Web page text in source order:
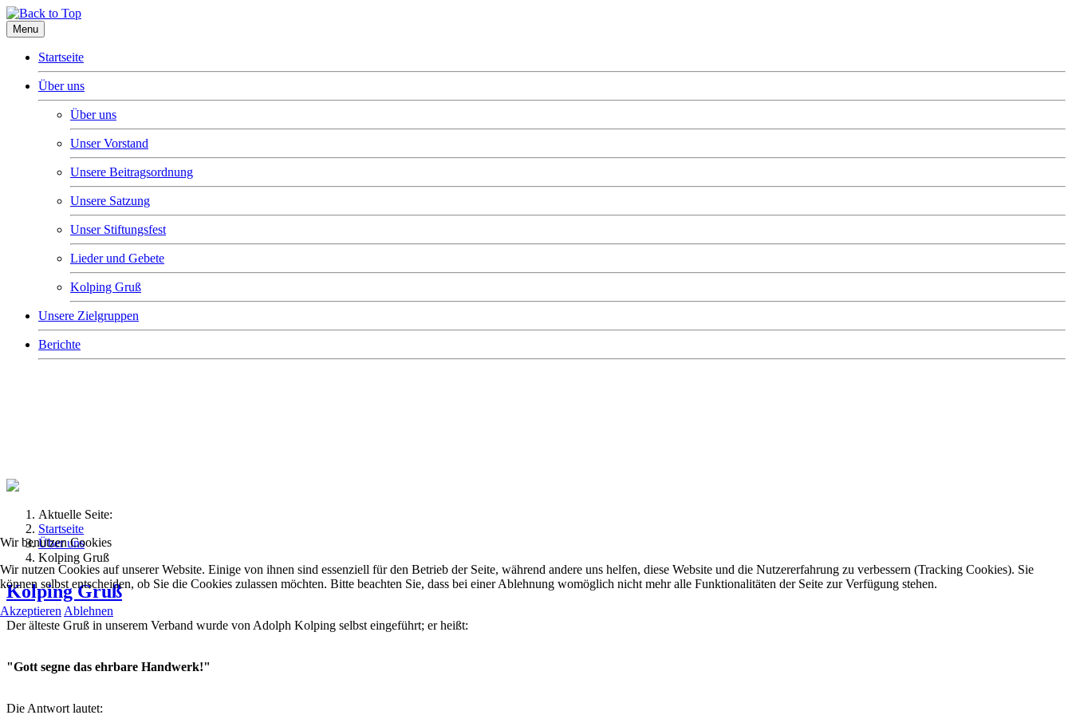
Menu
Startseite
Über uns
Über uns
Unser Vorstand
Unsere Beitragsordnung
Unsere Satzung
Unser Stiftungsfest
Lieder und Gebete
Kolping Gruß
Unsere Zielgruppen
Berichte
Aktuelle Seite:
Startseite
Über uns
Kolping Gruß
Kolping Gruß
Der älteste Gruß in unserem Verband wurde von Adolph Kolping selbst eingeführt; er heißt:
"Gott segne das ehrbare Handwerk!"
Die Antwort lautet:
Wir benutzen Cookies
Wir nutzen Cookies auf unserer Website. Einige von ihnen sind essenziell für den Betrieb der Seite, während andere uns helfen, diese Website und die Nutzererfahrung zu verbessern (Tracking Cookies). Sie
können selbst entscheiden, ob Sie die Cookies zulassen möchten. Bitte beachten Sie, dass bei einer Ablehnung womöglich nicht mehr alle Funktionalitäten der Seite zur Verfügung stehen.
Akzeptieren Ablehnen